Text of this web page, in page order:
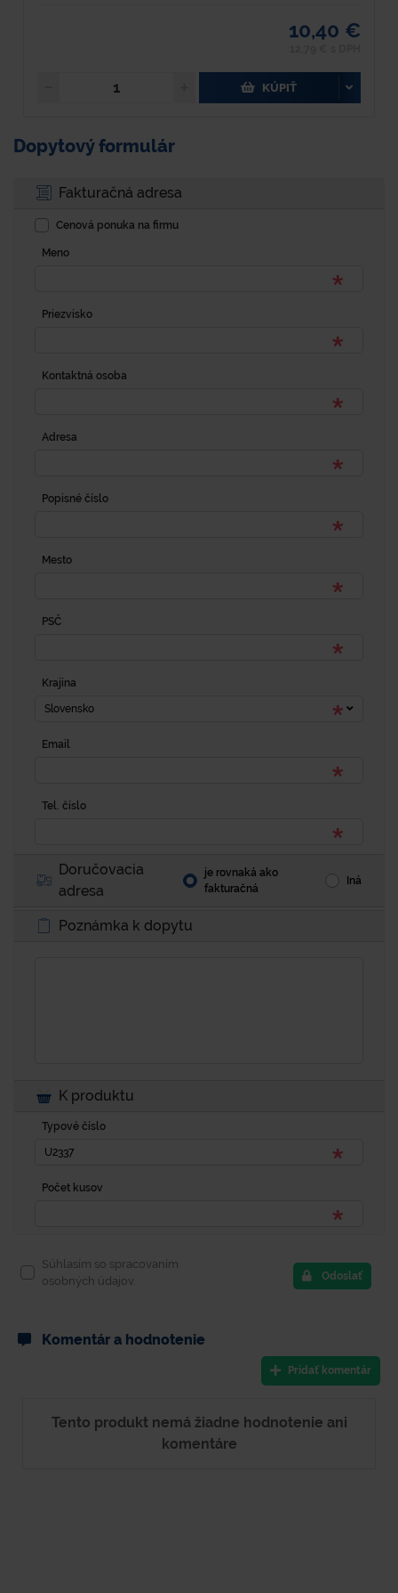
10,40 €
KÚPIŤ
Dopytový formulár
Fakturačná adresa
Cenová ponuka na firmu
Meno
Priezvisko
Kontaktná osoba
Adresa
Popisné číslo
Mesto
PSČ
Krajina
Slovensko
Email
Tel. číslo
Doručovacia
adresa
je rovnaká ako
fakturačná
Iná
Poznámka k dopytu
K produktu
Typové číslo
Počet kusov
Súhlasím so spracovaním
osobných údajov.
Odoslať
Komentár a hodnotenie
Pridať komentár
Tento produkt nemá žiadne hodnotenie ani
komentáre